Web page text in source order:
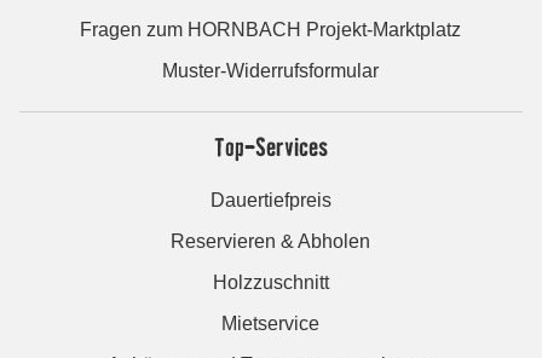
Fragen zum HORNBACH Projekt-Marktplatz
Muster-Widerrufsformular
Top-Services
Dauertiefpreis
Reservieren & Abholen
Holzzuschnitt
Mietservice